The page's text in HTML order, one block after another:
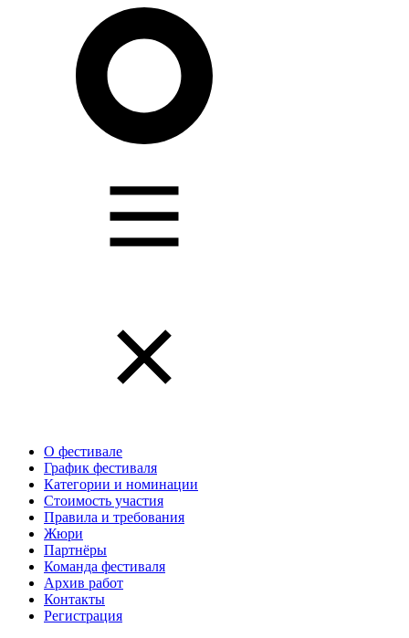
О фестивале
График фестиваля
Категории и номинации
Стоимость участия
Правила и требования
Жюри
Партнёры
Команда фестиваля
Архив работ
Контакты
Регистрация